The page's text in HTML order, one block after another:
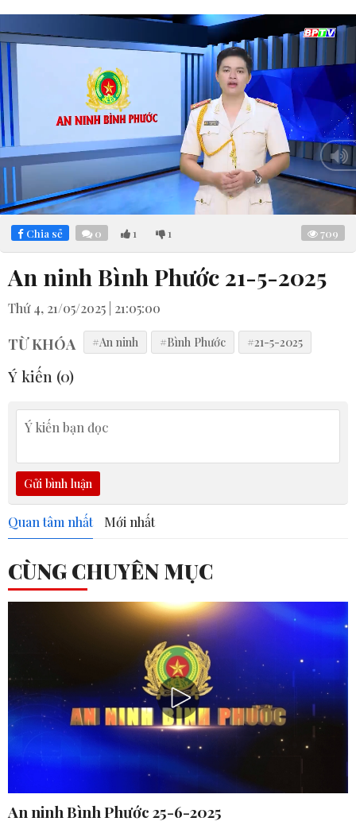
Mute Loaded :
3.96%
Chia sẻ 0 1 1 709
An ninh Bình Phước 21-5-2025
Thứ 4, 21/05/2025 | 21:05:00
TỪ KHÓA #An ninh #Bình Phước #21-5-2025
Ý kiến (0)
Gửi bình luận
Quan tâm nhất Mới nhất
CÙNG CHUYÊN MỤC
An ninh Bình Phước 25-6-2025